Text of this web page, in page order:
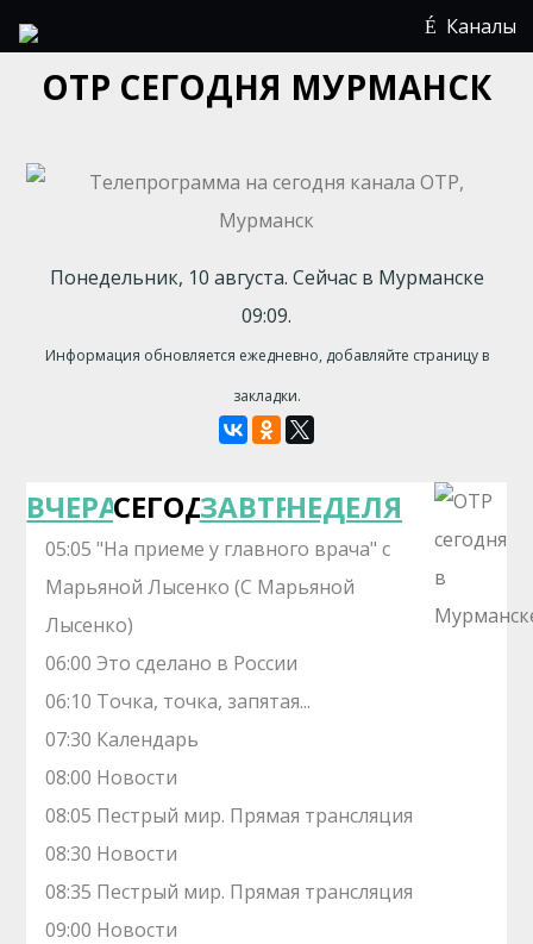
Каналы
ОТР СЕГОДНЯ МУРМАНСК
Понедельник, 10 августа. Сейчас в Мурманске
09:09.
Информация обновляется ежедневно, добавляйте страницу в
закладки.
ВЧЕРАСЕГОДНЯЗАВТРАНЕДЕЛЯ
05:05 "На приеме у главного врача" с
Марьяной Лысенко (С Марьяной
Лысенко)
06:00 Это сделано в России
06:10 Точка, точка, запятая...
07:30 Календарь
08:00 Новости
08:05 Пестрый мир. Прямая трансляция
08:30 Новости
08:35 Пестрый мир. Прямая трансляция
09:00 Новости